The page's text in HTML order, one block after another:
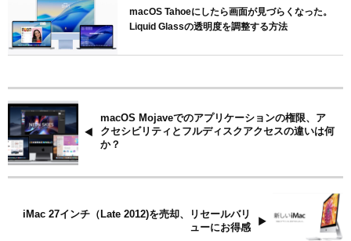
macOS Tahoeにしたら画面が見づらくなった。
Liquid Glassの透明度を調整する方法
macOS Mojaveでのアプリケーションの権限、ア
クセシビリティとフルディスクアクセスの違いは何
か？
iMac 27インチ（Late 2012)を売却、リセールバリ
ューにお得感